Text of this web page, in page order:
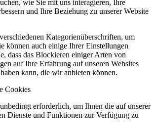
wie Sie mit uns interagieren, Ihre
und Ihre Beziehung zu unserer Website
Kategorienüberschriften, um
können auch einige Ihrer Einstellungen
dass das Blockieren einiger Arten von
auf Ihre Erfahrung auf unseren Websites
kann, die wir anbieten können.
Cookies
erforderlich, um Ihnen die auf unserer
Dienste und Funktionen zur Verfügung zu